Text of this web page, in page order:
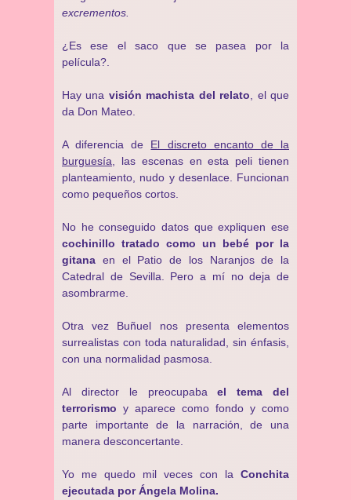
excrementos.
¿Es ese el saco que se pasea por la
película?.
Hay una visión machista del relato , el que
da Don Mateo.
A diferencia de El discreto encanto de la
burguesía , las escenas en esta peli tienen
planteamiento, nudo y desenlace. Funcionan
como pequeños cortos.
No he conseguido datos que expliquen ese
cochinillo tratado como un bebé por la
gitana en el Patio de los Naranjos de la
Catedral de Sevilla. Pero a mí no deja de
asombrarme.
Otra vez Buñuel nos presenta elementos
surrealistas con toda naturalidad, sin énfasis,
con una normalidad pasmosa.
Al director le preocupabael tema del
terrorismo y aparece como fondo y como
parte importante de la narración, de una
manera desconcertante.
Yo me quedo mil veces con la Conchita
ejecutada por Ángela Molina.